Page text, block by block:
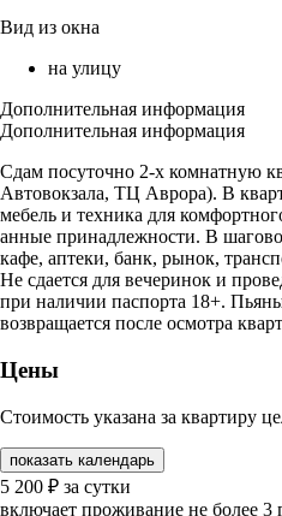
Вид из окна
на улицу
Дополнительная информация
Дополнительная информация
Сдам посуточно 2-х комнатную
Автовокзала, ТЦ Аврора). В
мебель и техника для
анные принадлежности. В
кафе, аптеки, банк, рынок,
Не сдается для вечеринок и
при наличии паспорта 18+.
возвращается после осмотра
Цены
Стоимость указана за квартиру
показать календарь
5 200 ₽ за сутки
включает проживание не более 3